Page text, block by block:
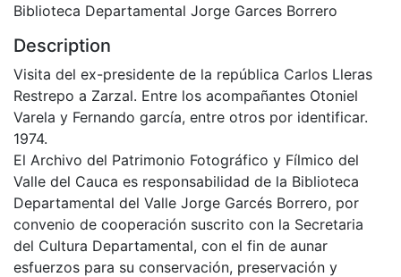
Biblioteca Departamental Jorge Garces Borrero
Description
Visita del ex-presidente de la república Carlos Lleras
Restrepo a Zarzal. Entre los acompañantes Otoniel
Varela y Fernando garcía, entre otros por identificar.
1974.
El Archivo del Patrimonio Fotográfico y Fílmico del
Valle del Cauca es responsabilidad de la Biblioteca
Departamental del Valle Jorge Garcés Borrero, por
convenio de cooperación suscrito con la Secretaria
del Cultura Departamental, con el fin de aunar
esfuerzos para su conservación, preservación y